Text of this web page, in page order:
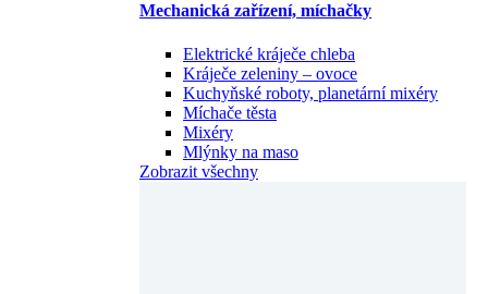
Mechanická zařízení, míchačky
Elektrické kráječe chleba
Kráječe zeleniny – ovoce
Kuchyňské roboty, planetární mixéry
Míchače těsta
Mixéry
Mlýnky na maso
Zobrazit všechny